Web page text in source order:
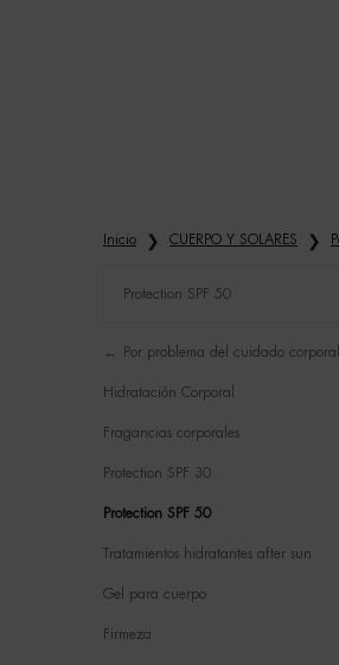
Inicio CUERPO Y SOLARES
Protection SPF 50
Refinements menu
Protection SPF 50
Por problema del cuidado corporal
Hidratación Corporal
Fragancias corporales
Protection SPF 30
Protection SPF 50
Tratamientos hidratantes after sun
Gel para cuerpo
Firmeza